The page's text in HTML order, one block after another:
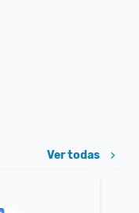
Ver todas